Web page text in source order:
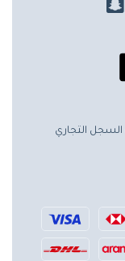
السجل التجاري